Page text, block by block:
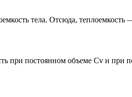
тела. Отсюда,
при постоянном объеме Сv и